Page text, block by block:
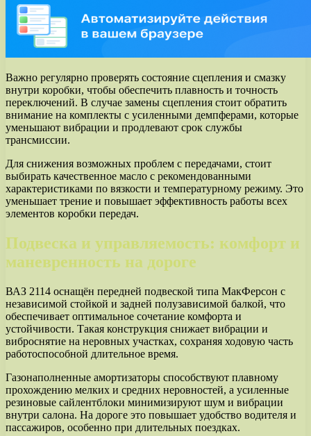
Важно регулярно проверять состояние сцепления и смазку
внутри коробки, чтобы обеспечить плавность и точность
переключений. В случае замены сцепления стоит обратить
внимание на комплекты с усиленными демпферами, которые
уменьшают вибрации и продлевают срок службы
трансмиссии.
Для снижения возможных проблем с передачами, стоит
выбирать качественное масло с рекомендованными
характеристиками по вязкости и температурному режиму. Это
уменьшает трение и повышает эффективность работы всех
элементов коробки передач.
Подвеска и управляемость: комфорт и
маневренность на дороге
ВАЗ 2114 оснащён передней подвеской типа МакФерсон с
независимой стойкой и задней полузависимой балкой, что
обеспечивает оптимальное сочетание комфорта и
устойчивости. Такая конструкция снижает вибрации и
виброснятие на неровных участках, сохраняя ходовую часть
работоспособной длительное время.
Газонаполненные амортизаторы способствуют плавному
прохождению мелких и средних неровностей, а усиленные
резиновые сайлентблоки минимизируют шум и вибрации
внутри салона. На дороге это повышает удобство водителя и
пассажиров, особенно при длительных поездках.